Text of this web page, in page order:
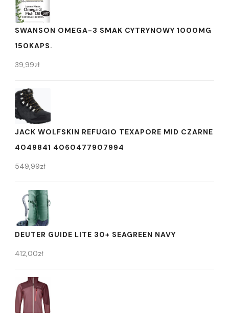
SWANSON OMEGA-3 SMAK CYTRYNOWY 1000MG
150KAPS.
39,99zł
JACK WOLFSKIN REFUGIO TEXAPORE MID CZARNE
4049841 4060477907994
549,99zł
DEUTER GUIDE LITE 30+ SEAGREEN NAVY
412,00zł